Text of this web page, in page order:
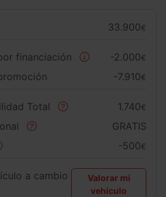
33.900€
financiación -2.000€
-7.910€
Total 1.740€
GRATIS
-500€
a cambio
Valorar mi
vehículo